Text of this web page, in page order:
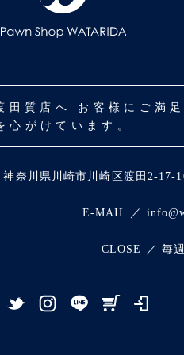
質店へ お客様にご満足
心がけています。
神奈川県川崎市川崎区渡田2-17-
E-MAIL ／
CLOSE ／ 毎